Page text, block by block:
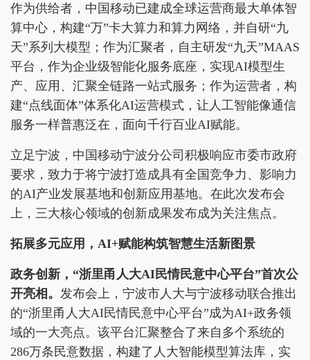
作为供给者，中国移动已建成全球运营商最大单体智
算中心，构建“万”卡大算力和算力网络，并自研“九
天”系列大模型；作为汇聚者，自主研发“九天”MAAS
平台，作为企业级智能化服务底座，实现AI模型生
产、应用、汇聚全链路一站式服务；作为运营者，构
建“点线面体”体系化AI运营模式，让人工智能像通信
服务一样普惠泛在，面向千行百业AI赋能。
立足宁波，中国移动宁波分公司积极响应市委市政府
要求，致力于将宁波打造成具有全国竞争力、影响力
的AI产业发展基地和创新应用基地。在此次发布会
上，三大核心领域的创新成果发布成为关注焦点。
拓展多元应用 ， AI+赋能构筑智慧生活新图景
政务创新 ， “浙里甬人大AI民情民意中心平台”首次公
开亮相 。 发布会上，宁波市人大与宁波移动联合推出
的“浙里甬人大AI民情民意中心平台”成为AI+政务领
域的一大亮点。该平台汇聚整合了来自多个系统的
286万条民意数据，构建了人大智能模型算法库，实